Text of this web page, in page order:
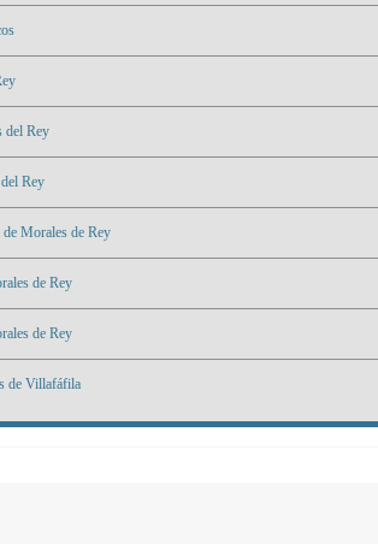
del Rey
Rey
Morales de Rey
de Rey
de Rey
de Villafáfila